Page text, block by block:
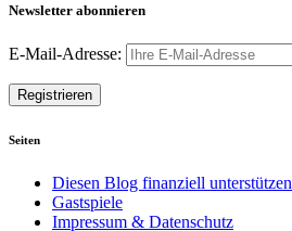
Newsletter abonnieren
E-Mail-Adresse:
Seiten
Diesen Blog finanziell unterstützen
Gastspiele
Impressum & Datenschutz